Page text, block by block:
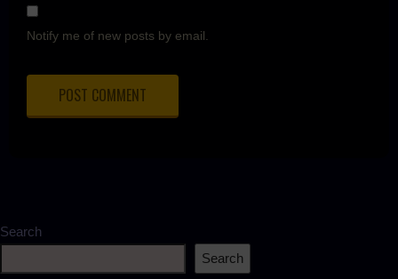
Notify me of new posts by email.
Search
Search